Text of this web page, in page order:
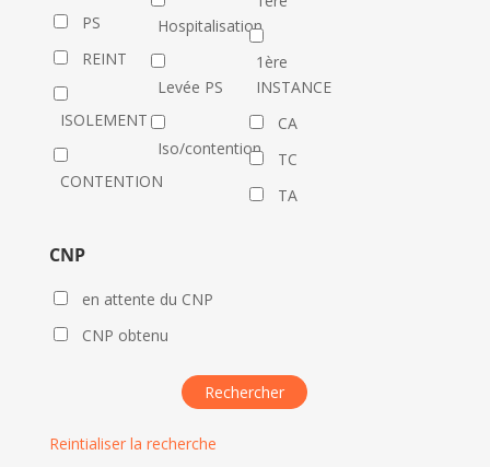
PS
REINT
ISOLEMENT
CONTENTION
Hospitalisation
Levée PS
Iso/contention
1ère
INSTANCE
CA
TC
TA
CNP
en attente du CNP
CNP obtenu
Reintialiser la recherche